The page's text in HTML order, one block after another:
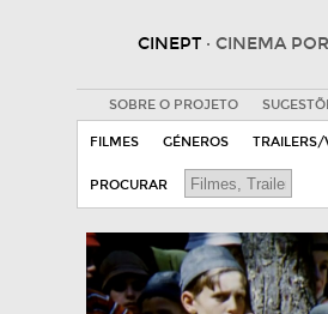
CINEPT · CINEMA
SOBRE O PROJETO
FILMES GÉNEROS TRAILERS/
PROCURAR